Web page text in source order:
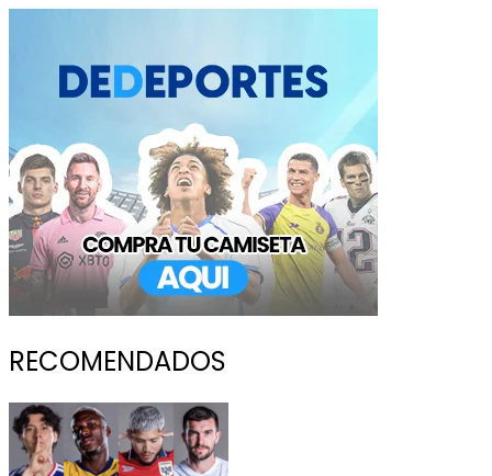
RECOMENDADOS